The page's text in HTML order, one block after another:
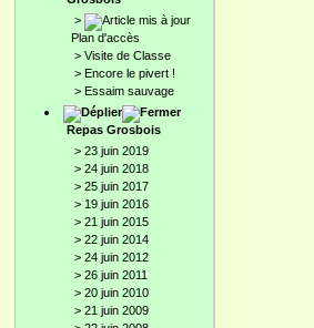
>
Plan d'accès
> Visite de Classe
> Encore le pivert !
> Essaim sauvage
Repas Grosbois
> 23 juin 2019
> 24 juin 2018
> 25 juin 2017
> 19 juin 2016
> 21 juin 2015
> 22 juin 2014
> 24 juin 2012
> 26 juin 2011
> 20 juin 2010
> 21 juin 2009